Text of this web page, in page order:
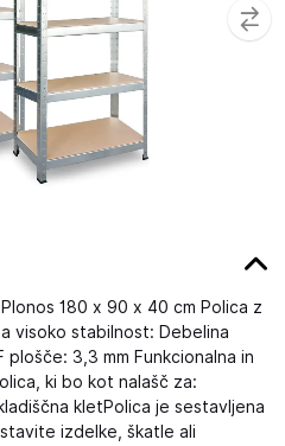
180 x 90 x 40 cm Polica z
visoko stabilnost: Debelina
3,3 mm Funkcionalna in
ki bo kot nalašč za:
kletPolica je sestavljena
izdelke, škatle ali